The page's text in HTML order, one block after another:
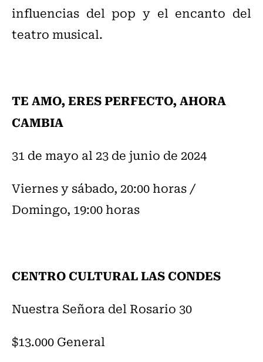
influencias del pop y el encanto del
teatro musical.
TE AMO, ERES PERFECTO, AHORA
CAMBIA
31 de mayo al 23 de junio de 2024
Viernes y sábado, 20:00 horas /
Domingo, 19:00 horas
CENTRO CULTURAL LAS CONDES
Nuestra Señora del Rosario 30
$13.000 General